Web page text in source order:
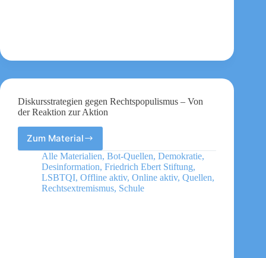
Diskursstrategien gegen Rechtspopulismus – Von
der Reaktion zur Aktion
Zum MaterialDiskursstrategien
gegen
Rechtspopulismus
–
Von
Alle Materialien, Bot-Quellen, Demokratie,
Desinformation, Friedrich Ebert Stiftung,
LSBTQI, Offline aktiv, Online aktiv, Quellen,
Rechtsextremismus, Schule